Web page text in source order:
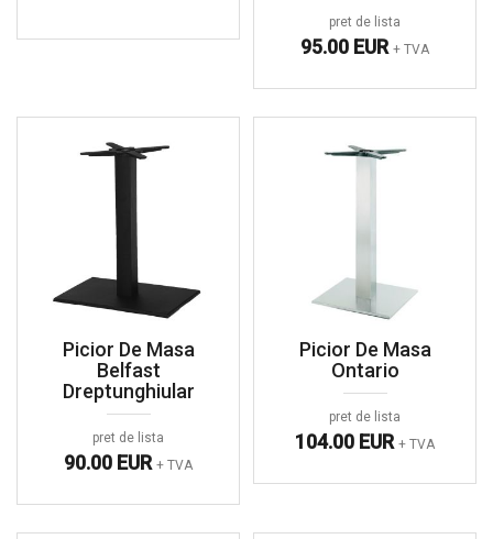
pret de lista
95.00 EUR + TVA
Picior De Masa
Belfast
Dreptunghiular
pret de lista
90.00 EUR + TVA
Picior De Masa
Ontario
pret de lista
104.00 EUR + TVA